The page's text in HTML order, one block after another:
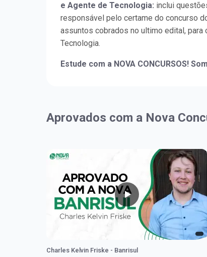
e Agente de Tecnologia: inclui
responsável pelo certame do concurso
assuntos cobrados no ultimo edital,
Tecnologia.
Estude com a NOVA CONCURSOS!
Aprovados com a Nova
Charles Kelvin Friske - Banrisul